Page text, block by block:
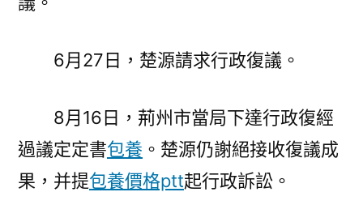
6月27日，楚源請求行政復議。
8月16日，荊州市當局下達行政復經
過議定定書包養 。楚源仍謝絕接收復議成
果，并提包養價格ptt起行政訴訟。